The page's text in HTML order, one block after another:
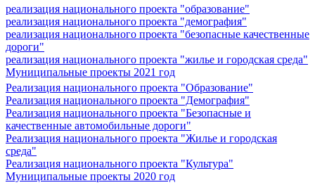
реализация национального проекта "образование"
реализация национального проекта "демография"
реализация национального проекта "безопасные качественные
дороги"
реализация национального проекта "жилье и городская среда"
Муниципальные проекты 2021 год
Реализация национального проекта "Образование"
Реализация национального проекта "Демография"
Реализация национального проекта "Безопасные и
качественные автомобильные дороги"
Реализация национального проекта "Жилье и городская
среда"
Реализация национального проекта "Культура"
Муниципальные проекты 2020 год